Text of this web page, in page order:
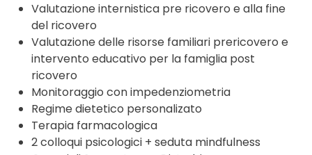
Valutazione internistica pre ricovero e alla fine
del ricovero
Valutazione delle risorse familiari prericovero e
intervento educativo per la famiglia post
ricovero
Monitoraggio con impedenziometria
Regime dietetico personalizato
Terapia farmacologica
2 colloqui psicologici + seduta mindfulness